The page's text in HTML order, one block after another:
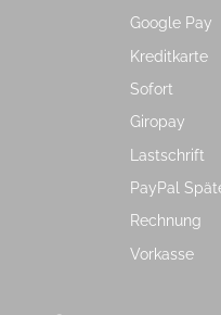
Google Pay
Kreditkarte
Sofort
Giropay
Lastschrift
PayPal
Rechnung
Vorkasse